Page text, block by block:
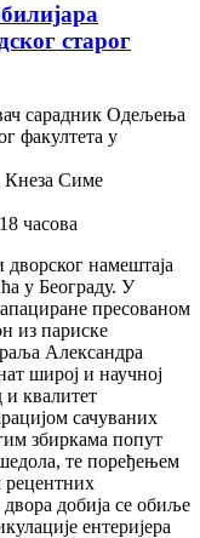
старог
сарадник Одељења
факултета у
Симе
часова
намештаја
у Београду. У
пресованом
из париске
Александра
широј и научној
и квалитет
сачуваних
збиркама попут
те поређењем
добија се обиље
ентеријера